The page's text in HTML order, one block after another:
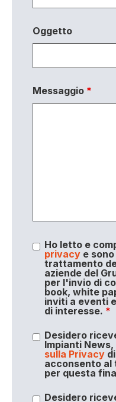
Oggetto
Messaggio *
Ho letto e
privacye
trattamento
aziende del
per l'invio di
book, white
inviti a eventi
di interesse. *
Desidero
Impianti
sulla Privacydi
acconsento al
per questa
Desidero